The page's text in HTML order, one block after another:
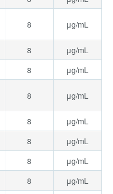
8 μg/mL
8
μg/mL
8 μg/mL
8 μg/mL
8
μg/mL
8
μg/mL
8
μg/mL
8
μg/mL